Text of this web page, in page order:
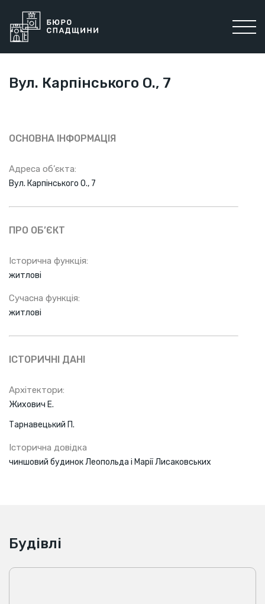
Вул. Карпінського О., 7
ОСНОВНА ІНФОРМАЦІЯ
Адреса об’єкта:
Вул. Карпінського О., 7
ПРО ОБ’ЄКТ
Історична функція:
житлові
Сучасна функція:
житлові
ІСТОРИЧНІ ДАНІ
Архітектори:
Жихович Е.
Тарнавецький П.
Історична довідка
чиншовий будинок Леопольда і Марії Лисаковських
Будівлі